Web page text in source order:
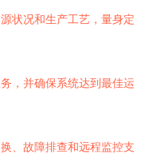
状况和生产工艺，量身定
，并确保系统达到最佳运
、故障排查和远程监控支